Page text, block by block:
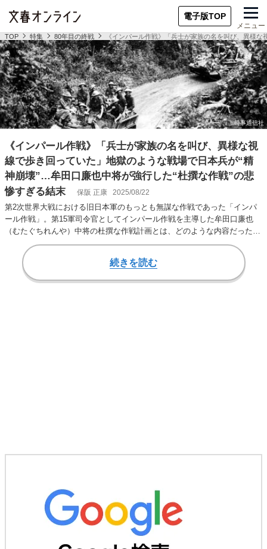
電子版TOP
メニュー
TOP 特集 80年目の終戦 《インパール作戦》「兵士が家族の名を叫び、異様
《インパール作戦》「兵士が家族の名を叫び、異様な視
線で歩き回っていた」地獄のような戦場で日本兵が“精
神崩壊”…牟田口廉也中将が強行した“杜撰な作戦”の悲
惨すぎる結末
保阪 正康 2025/08/22
第2次世界大戦における旧日本軍のもっとも無謀な作戦であった「インパ
ール作戦」。第15軍司令官としてインパール作戦を主導した牟田口廉也
（むたぐちれんや）中将の杜撰な作戦計画とは、どのような内容だったの
だろうか？ ここ…
続きを読む